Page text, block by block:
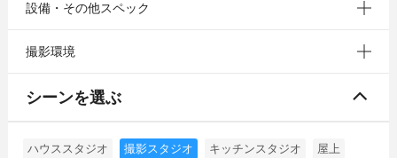
設備・その他スペック
撮影環境
シーンを選ぶ
ハウススタジオ 撮影スタジオ キッチンスタジオ 屋上